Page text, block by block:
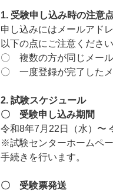
1. 受験申し込み時の注意
申し込みにはメールアド
以下の点にご注意ください
〇 複数の方が同じメール
〇 一度登録が完了したメ
2. 試験スケジュール
〇 受験申し込み期間
令和8年7月22日（水）〜
※試験センターホームペ
手続きを行います。
〇 受験票発送